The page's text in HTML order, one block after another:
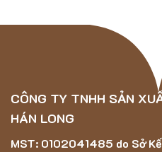
Kháng khuẩn đến 90%
–
biệt an toàn cho trẻ nhỏ và
– tăng
hoặc sử dụng ngồi chơi,
Giữ màu bền bỉ
phai màu, bay màu theo thời
CÔNG TY TNHH SẢN
HÁN LONG
MST: 0102041485 do Sở